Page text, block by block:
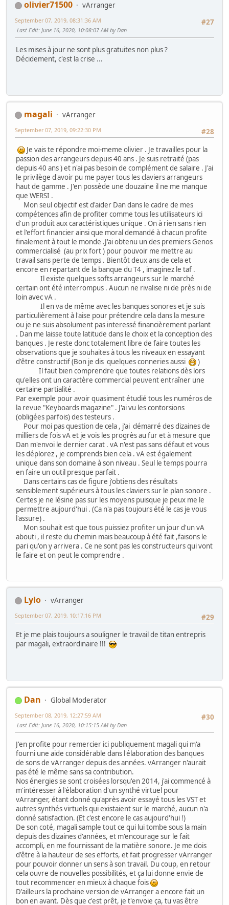
olivier71500
vArranger
#27
September 07, 2019, 08:31:36 AM
Last Edit: June 16, 2020, 10:08:07 AM by Dan
Les mises à jour ne sont plus gratuites non plus ?
Décidement, c'est la crise ...
magali
vArranger
#28
September 07, 2019, 09:22:30 PM
Je vais te répondre moi-meme olivier . Je travailles pour la
passion des arrangeurs depuis 40 ans . Je suis retraité (pas
depuis 40 ans ) et n'ai pas besoin de complément de salaire . J'ai
le privilège d'avoir pu me payer tous les claviers arrangeurs
haut de gamme . J'en possède une douzaine il ne me manque
que WERSI .
Mon seul objectif est d'aider Dan dans le cadre de mes
compétences afin de profiter comme tous les utilisateurs ici
d'un produit aux caractéristiques unique . On à rien sans rien
et l'effort financier ainsi que moral demandé à chacun profite
finalement à tout le monde .J'ai obtenu un des premiers Genos
commercialisé (au prix fort ) pour pouvoir me mettre au
travail sans perte de temps . Bientôt deux ans de cela et
encore en repartant de la banque du T4 , imaginez le taf .
Il existe quelques softs arrangeurs sur le marché
certain ont été interrompus . Aucun ne rivalise ni de près ni de
loin avec vA .
Il en va de même avec les banques sonores et je suis
particulièrement à l'aise pour prétendre cela dans la mesure
ou je ne suis absolument pas interessé financièrement parlant
. Dan me laisse toute latitude dans le choix et la conception des
banques . Je reste donc totalement libre de faire toutes les
observations que je souhaites à tous les niveaux en essayant
d'être constructif (Bon je dis quelques conneries aussi
)
Il faut bien comprendre que toutes relations dès lors
qu'elles ont un caractère commercial peuvent entraîner une
certaine partialité .
Par exemple pour avoir quasiment étudié tous les numéros de
la revue "Keyboards magazine" . J'ai vu les contorsions
(obligées parfois) des testeurs .
Pour moi pas question de cela , j'ai démarré des dizaines de
milliers de fois vA et je vois les progrès au fur et à mesure que
Dan m'envoi le dernier carat . vA n'est pas sans défaut et vous
les déplorez , je comprends bien cela . vA est également
unique dans son domaine à son niveau . Seul le temps pourra
en faire un outil presque parfait .
Dans certains cas de figure j'obtiens des résultats
sensiblement supérieurs à tous les claviers sur le plan sonore .
Certes je ne lésine pas sur les moyens puisque je peux me le
permettre aujourd'hui . (Ca n'a pas toujours été le cas je vous
l'assure) .
Mon souhait est que tous puissiez profiter un jour d'un vA
abouti , il reste du chemin mais beaucoup à été fait ,faisons le
pari qu'on y arrivera . Ce ne sont pas les constructeurs qui vont
le faire et on peut le comprendre .
Lylo
vArranger
#29
September 07, 2019, 10:17:16 PM
Et je me plais toujours a souligner le travail de titan entrepris
par magali, extraordinaire !!!
Dan
Global Moderator
#30
September 08, 2019, 12:27:59 AM
Last Edit: June 16, 2020, 10:15:15 AM by Dan
J'en profite pour remercier ici publiquement magali qui m'a
fourni une aide considérable dans l'élaboration des banques
de sons de vArranger depuis des années. vArranger n'aurait
pas été le même sans sa contribution.
Nos énergies se sont croisées lorsqu'en 2014, j'ai commencé à
m'intéresser à l'élaboration d'un synthé virtuel pour
vArranger, étant donné qu'après avoir essayé tous les VST et
autres synthés virtuels qui existaient sur le marché, aucun n'a
donné satisfaction. (Et c'est encore le cas aujourd'hui !)
De son coté, magali sample tout ce qui lui tombe sous la main
depuis des dizaines d'années, et m'encourage sur le fait
accompli, en me fournissant de la matière sonore. Je me dois
d'être à la hauteur de ses efforts, et fait progresser vArranger
pour pouvoir donner un sens à son travail. Du coup, en retour
cela ouvre de nouvelles possibilités, et ça lui donne envie de
tout recommencer en mieux à chaque fois
D'ailleurs la prochaine version de vArranger a encore fait un
bon en avant. Dès que c'est prêt, je t'envoie ça, tu vas être